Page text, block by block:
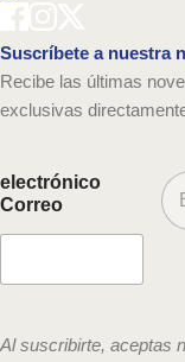
Suscríbete a nuestra
Recibe las últimas
exclusivas
electrónico
Correo
C
o
l
Al suscribirte, aceptas